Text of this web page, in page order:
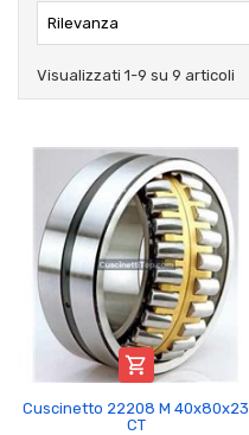
Rilevanza
Visualizzati 1-9 su 9 articoli

Cuscinetto 22208 M 40x80x23
CT